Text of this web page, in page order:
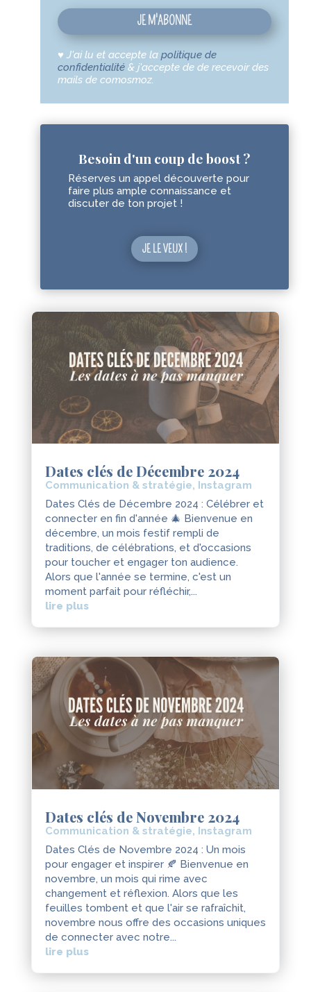
JE M'ABONNE
♥ J'ai lu et accepte la politique de
confidentialité & j'accepte de de recevoir des
mails de comosmoz.
Besoin d'un coup de boost ?
Réserves un appel découverte pour
faire plus ample connaissance et
discuter de ton projet !
JE LE VEUX !
Dates clés de Décembre 2024
Communication & stratégie, Instagram
Dates Clés de Décembre 2024 : Célébrer et
connecter en fin d'année 🎄 Bienvenue en
décembre, un mois festif rempli de
traditions, de célébrations, et d'occasions
pour toucher et engager ton audience.
Alors que l'année se termine, c'est un
moment parfait pour réfléchir,...
lire plus
Dates clés de Novembre 2024
Communication & stratégie, Instagram
Dates Clés de Novembre 2024 : Un mois
pour engager et inspirer 🍂 Bienvenue en
novembre, un mois qui rime avec
changement et réflexion. Alors que les
feuilles tombent et que l'air se rafraîchit,
novembre nous offre des occasions uniques
de connecter avec notre...
lire plus